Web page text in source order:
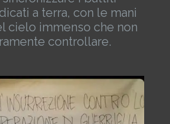
a terra, con le mani
cielo immenso che non
controllare.